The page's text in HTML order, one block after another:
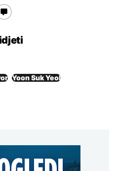
Yoon Suk Yeol